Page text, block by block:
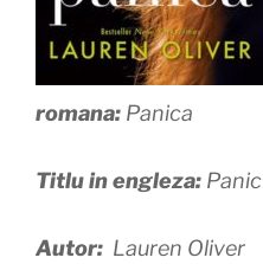
romana: Panica
Titlu in engleza: Panic
Autor: Lauren Oliver